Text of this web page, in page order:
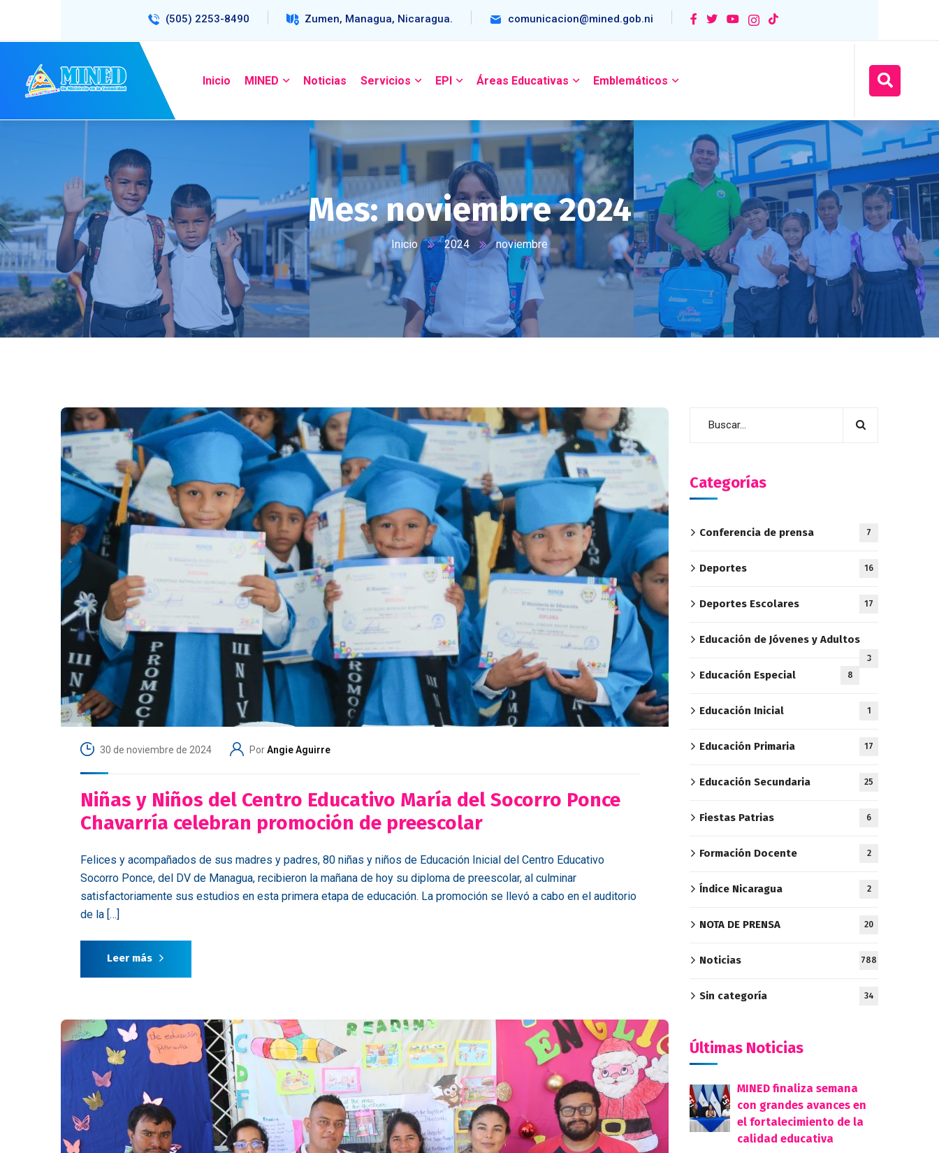
(505) 2253-8490 Zumen, Managua, Nicaragua. comunicacion@mined.gob.ni
Inicio MINED Noticias Servicios EPI Áreas Educativas Emblemáticos
Mes:noviembre 2024
Inicio 2024 noviembre
30 de noviembre de 2024 PorAngie Aguirre
Niñas y Niños del Centro Educativo María del Socorro Ponce
Chavarría celebran promoción de preescolar
Felices y acompañados de sus madres y padres, 80 niñas y niños de Educación Inicial del Centro Educativo
Socorro Ponce, del DV de Managua, recibieron la mañana de hoy su diploma de preescolar, al culminar
satisfactoriamente sus estudios en esta primera etapa de educación. La promoción se llevó a cabo en el auditorio
de la […]
Leer más
Categorías
Conferencia de prensa 7
Deportes 16
Deportes Escolares 17
Educación de Jóvenes y Adultos
3
Educación Especial 8
Educación Inicial 1
Educación Primaria 17
Educación Secundaria 25
Fiestas Patrias 6
Formación Docente 2
Índice Nicaragua 2
NOTA DE PRENSA 20
Noticias 788
Sin categoría 34
Últimas Noticias
MINED finaliza semana
con grandes avances en
el fortalecimiento de la
calidad educativa